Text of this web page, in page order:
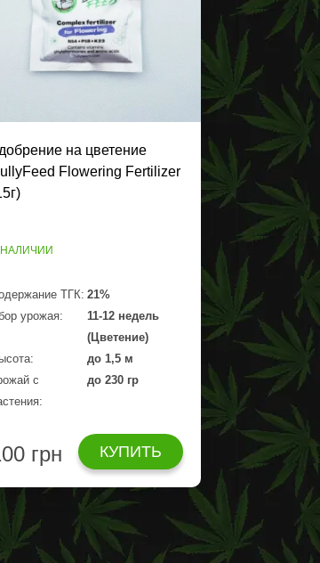
на цветение
Flowering Fertilizer
НАЛИЧИИ
ТГК: 21%
урожая:
11-12 недель
(Цветение)
до 1,5 м
с
до 230 гр
грн КУПИТЬ